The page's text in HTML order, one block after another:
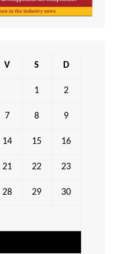
V S D
1 2
7 8 9
14 15 16
21 22 23
28 29 30